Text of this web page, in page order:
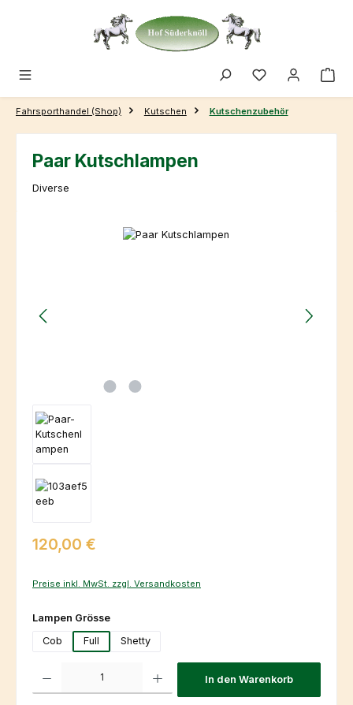
Zum Hauptinhalt springen
Fahrsporthandel (Shop) Kutschen Kutschenzubehör
Paar Kutschlampen
Diverse
Bildergalerie überspringen
Regulärer Preis:
120,00 €
Preise inkl. MwSt. zzgl. Versandkosten
Lampen Grösseauswählen
Cob
Full Shetty
Produkt Anzahl: Gib den gewünschten Wert ein oder benutze die
In den Warenkorb